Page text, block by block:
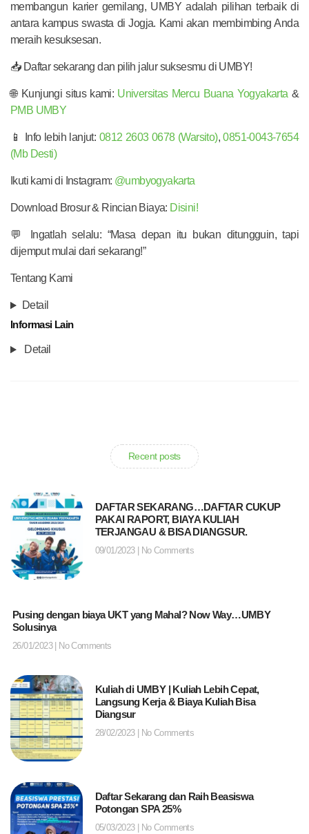
membangun karier gemilang, UMBY adalah pilihan terbaik di
antara kampus swasta di Jogja. Kami akan membimbing Anda
meraih kesuksesan.
📥 Daftar sekarang dan pilih jalur suksesmu di UMBY!
🌐 Kunjungi situs kami: Universitas Mercu Buana Yogyakarta &
PMB UMBY
📱 Info lebih lanjut: 0812 2603 0678 (Warsito),0851-0043-7654
(Mb Desti)
Ikuti kami di Instagram: @umbyogyakarta
Download Brosur & Rincian Biaya: Disini!
💬 Ingatlah selalu: “Masa depan itu bukan ditungguin, tapi
dijemput mulai dari sekarang!”
Tentang Kami
Detail
Informasi Lain
Detail
Recent posts
DAFTAR SEKARANG…DAFTAR CUKUP
PAKAI RAPORT, BIAYA KULIAH
TERJANGAU & BISA DIANGSUR.
09/01/2023 No Comments
Pusing dengan biaya UKT yang Mahal? Now Way…UMBY
Solusinya
26/01/2023 No Comments
Kuliah di UMBY | Kuliah Lebih Cepat,
Langsung Kerja & Biaya Kuliah Bisa
Diangsur
28/02/2023 No Comments
Daftar Sekarang dan Raih Beasiswa
Potongan SPA 25%
05/03/2023 No Comments